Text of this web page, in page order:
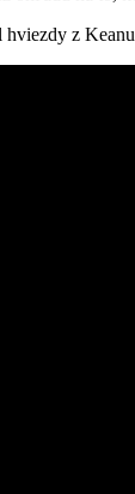
z Keanu